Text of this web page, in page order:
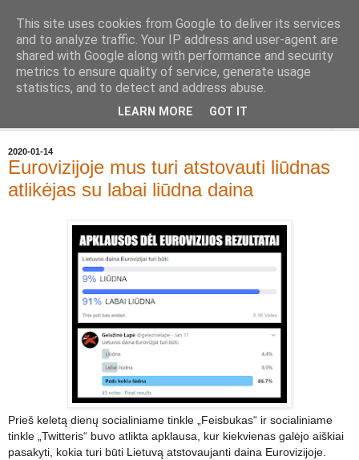
Geležinė Lapė
Tas pats, kas ir Geležinis Vilkas, tik Lapė.
2020-01-14
Eurovizijoje mus turi atstovauti liūdnas
atlikėjas su labai liūdna daina
Prieš keletą dienų socialiniame tinkle „Feisbukas“ ir socialiniame
tinkle „Twitteris“ buvo atlikta apklausa, kur kiekvienas galėjo aiškiai
pasakyti, kokia turi būti Lietuvą atstovaujanti daina Eurovizijoje.
This site uses cookies from Google to deliver its services
and to analyze traffic. Your IP address and user-agent are
shared with Google along with performance and security
metrics to ensure quality of service, generate usage
statistics, and to detect and address abuse.
LEARN MORE GOT IT